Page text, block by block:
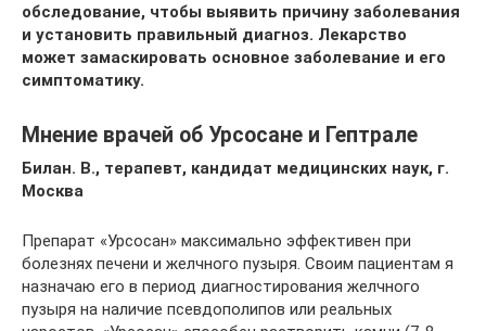
обследование, чтобы выявить причину заболевания
и установить правильный диагноз. Лекарство
может замаскировать основное заболевание и его
симптоматику.
Мнение врачей об Урсосане и Гептрале
Билан. В., терапевт, кандидат медицинских наук, г.
Москва
Препарат «Урсосан» максимально эффективен при
болезнях печени и желчного пузыря. Своим пациентам я
назначаю его в период диагностирования желчного
пузыря на наличие псевдополипов или реальных